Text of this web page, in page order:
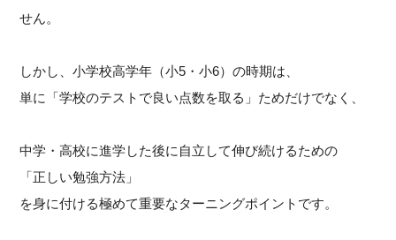
せん。
しかし、小学校高学年（小5・小6）の時期は、
単に「学校のテストで良い点数を取る」ためだけでなく、
中学・高校に進学した後に自立して伸び続けるための
「正しい勉強方法」
を身に付ける極めて重要なターニングポイントです。